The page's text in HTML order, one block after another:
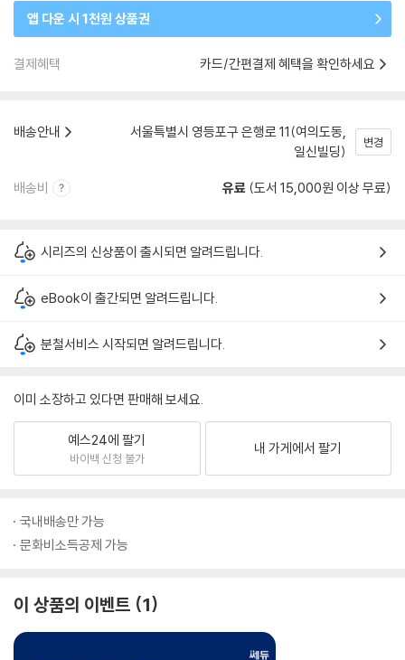
앱 다운 시 1천원 상품권
결제혜택 카드/간편결제 혜택을 확인하세요
배송안내
서울특별시 영등포구 은행로 11(여의도동,
일신빌딩)
변경
배송비 유료 (도서 15,000원 이상 무료)
시리즈의 신상품이 출시되면 알려드립니다.
eBook이 출간되면 알려드립니다.
분철서비스 시작되면 알려드립니다.
이미 소장하고 있다면 판매해 보세요.
예스24에 팔기
바이백 신청 불가
내 가게에서 팔기
국내배송만 가능
문화비소득공제 가능
이 상품의 이벤트 1